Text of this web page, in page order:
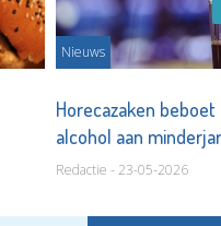
Nieuws
Horecazaken
alcohol aan
Redactie - 23-05-2026